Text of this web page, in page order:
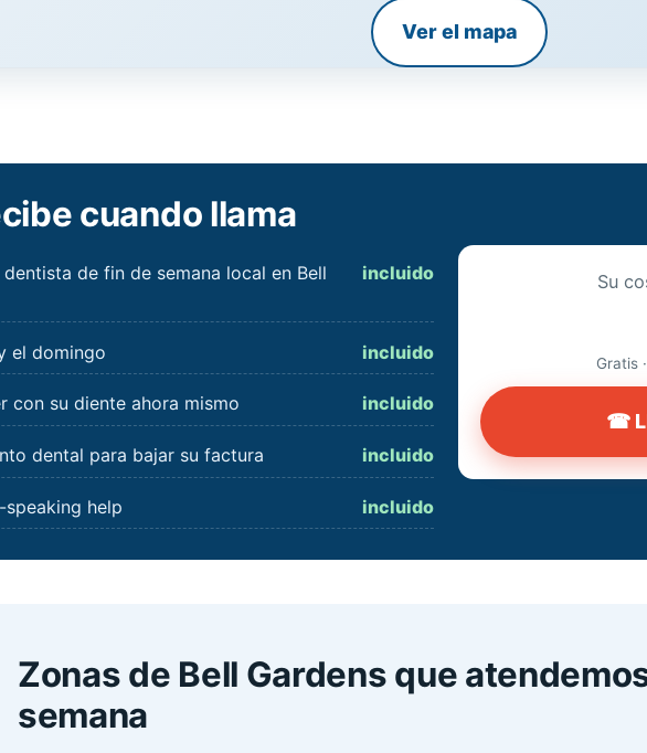
Ver el mapa
cuando llama
de fin de semana local en Bell
incluido
el domingo incluido
con su diente ahora mismo incluido
dental para bajar su factura incluido
speaking help incluido
Su
Gratis
☎
Zonas de Bell Gardens que
semana